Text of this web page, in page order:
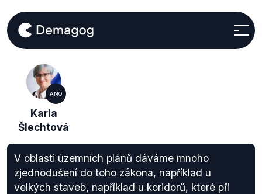
ANO
Karla
Šlechtová
V oblasti územních plánů dáváme mnoho
zjednodušení do toho zákona, například u
velkých staveb, například u koridorů, které při